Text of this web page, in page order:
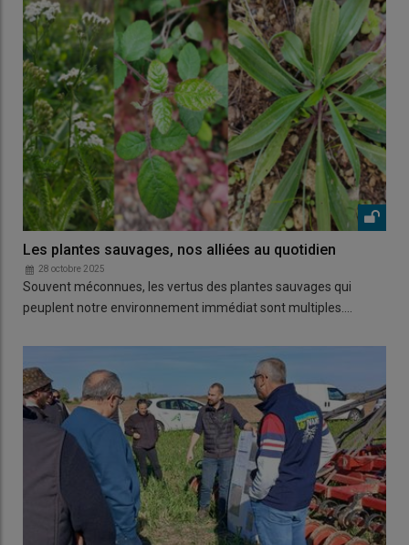
Les plantes sauvages, nos alliées au quotidien
28 octobre 2025
Souvent méconnues, les vertus des plantes sauvages qui
peuplent notre environnement immédiat sont multiples.…